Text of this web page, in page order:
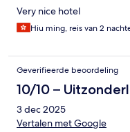
Very nice hotel
Hiu ming, reis van 2
Geverifieerde beoordeling
10/10 –
3 dec 2025
Vertalen met Google